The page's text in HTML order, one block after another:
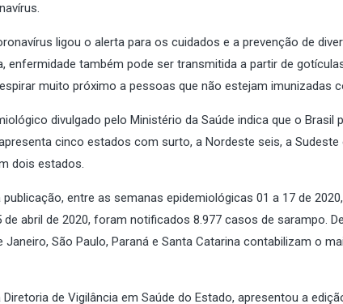
ligou o alerta para os cuidados e a prevenção de
enfermidade também pode ser transmitida a partir de
muito próximo a pessoas que não estejam imunizadas
divulgado pelo Ministério da Saúde indica que o
cinco estados com surto, a Nordeste seis, a
dois estados.
entre as semanas epidemiológicas 01 a 17 de
de abril de 2020, foram notificados 8.977 casos de sarampo.
Janeiro, São Paulo, Paraná e Santa Catarina contabilizam o
de Vigilância em Saúde do Estado, apresentou a